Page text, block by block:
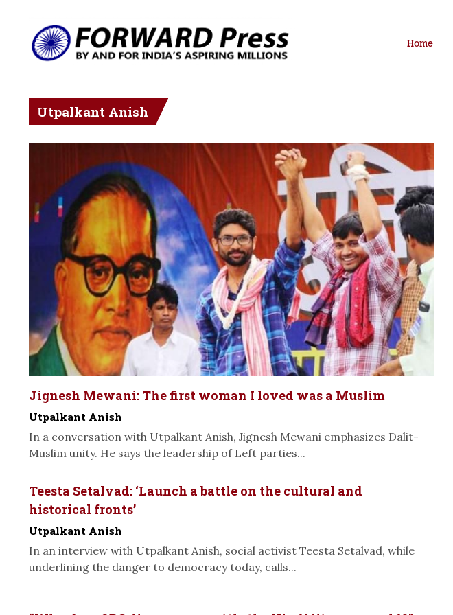
Home
Utpalkant Anish
Jignesh Mewani: The first woman I loved was a Muslim
Utpalkant Anish
In a conversation with Utpalkant Anish, Jignesh Mewani emphasizes Dalit-
Muslim unity. He says the leadership of Left parties...
Teesta Setalvad: ‘Launch a battle on the cultural and
historical fronts’
Utpalkant Anish
In an interview with Utpalkant Anish, social activist Teesta Setalvad, while
underlining the danger to democracy today, calls...